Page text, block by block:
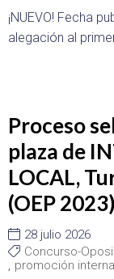
¡NUEVO! Fecha
alegación al
Proceso
plaza de
LOCAL,
(OEP 2023)
28 julio 2026
Concurso-
, promoción interna